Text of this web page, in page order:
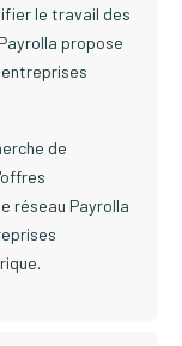
le travail des
propose
de
réseau Payrolla